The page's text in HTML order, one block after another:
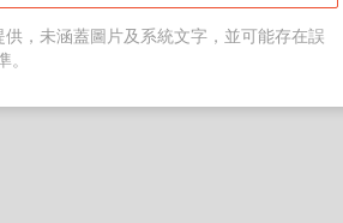
，未涵蓋圖片及系統文字，並可能存在誤